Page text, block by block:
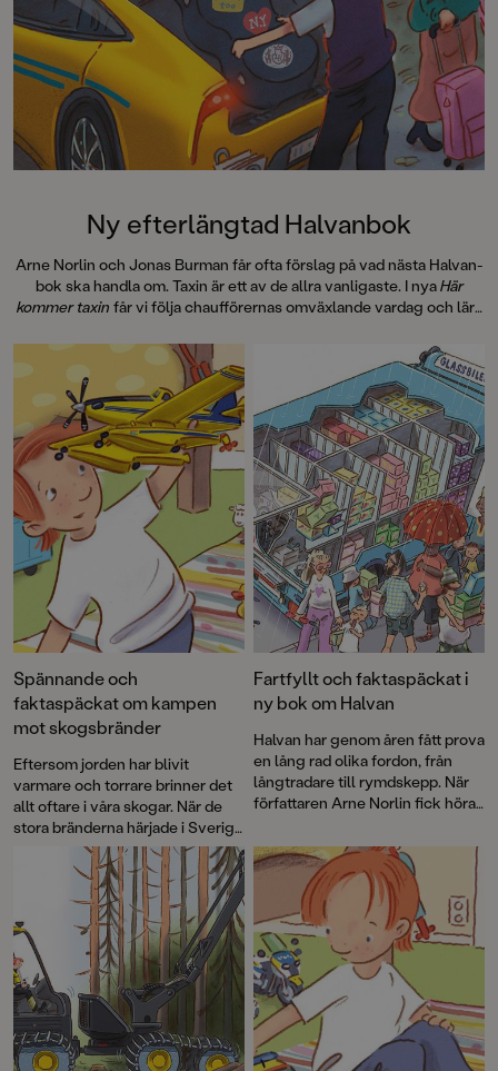
med fokus på bakning, DIY och
pyssel ingår.
PS! Vivi och Knut hälsar att det är
lag på att busen ska vara roliga för
den som blir busad med - aldrig
elaka såklart! Och det är förstås den
som busar som får ta städningen
efteråt!
Ny efterlängtad Halvanbok
Arne Norlin och Jonas Burman får ofta förslag på vad nästa Halvan-
bok ska handla om. Taxin är ett av de allra vanligaste. I nyaHär
kommer taxin får vi följa chaufförernas omväxlande vardag och lära
första svenska taxin såg ut.
Spännande och
faktaspäckat om kampen
mot skogsbränder
Eftersom jorden har blivit
varmare och torrare brinner det
allt oftare i våra skogar. När de
stora bränderna härjade i Sverige
2018 uppstod idén att skapa en
faktabok för barn och låta Arne
Norlins och Jonas Burmans
populära barnbokskaraktär
Halvan prova på
brandflygaryrket.
Fartfyllt och faktaspäckat i
ny bok om Halvan
Halvan har genom åren fått prova
en lång rad olika fordon, från
långtradare till rymdskepp. När
författaren Arne Norlin fick höra
används i sökandet efter barn
som gått vilse fick Halvan ett
nytt spännande uppdrag.